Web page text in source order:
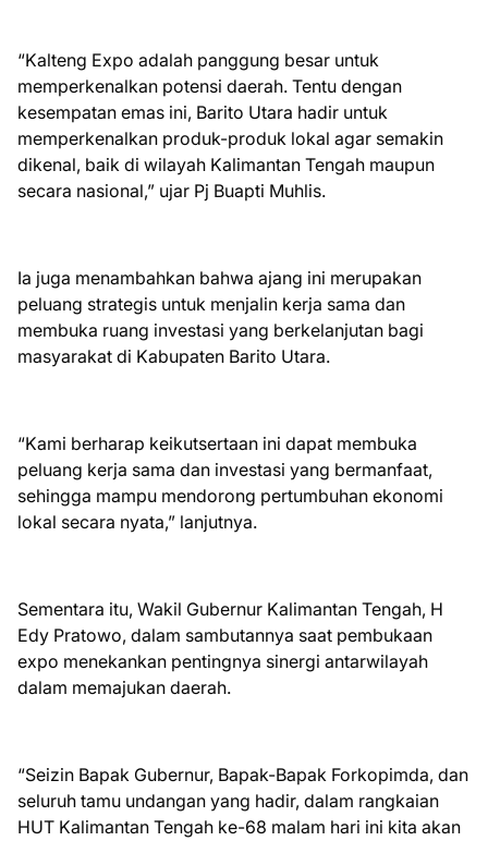
“Kalteng Expo adalah panggung besar untuk
memperkenalkan potensi daerah. Tentu dengan
kesempatan emas ini, Barito Utara hadir untuk
memperkenalkan produk-produk lokal agar semakin
dikenal, baik di wilayah Kalimantan Tengah maupun
secara nasional,” ujar Pj Buapti Muhlis.
Ia juga menambahkan bahwa ajang ini merupakan
peluang strategis untuk menjalin kerja sama dan
membuka ruang investasi yang berkelanjutan bagi
masyarakat di Kabupaten Barito Utara.
“Kami berharap keikutsertaan ini dapat membuka
peluang kerja sama dan investasi yang bermanfaat,
sehingga mampu mendorong pertumbuhan ekonomi
lokal secara nyata,” lanjutnya.
Sementara itu, Wakil Gubernur Kalimantan Tengah, H
Edy Pratowo, dalam sambutannya saat pembukaan
expo menekankan pentingnya sinergi antarwilayah
dalam memajukan daerah.
“Seizin Bapak Gubernur, Bapak-Bapak Forkopimda, dan
seluruh tamu undangan yang hadir, dalam rangkaian
HUT Kalimantan Tengah ke-68 malam hari ini kita akan